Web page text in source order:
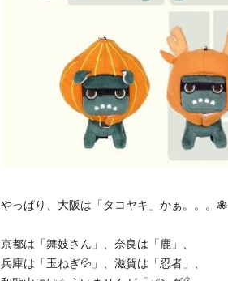
やっぱり、大阪は「タコヤキ」かぁ。。。🐙
京都は「舞妓さん」、奈良は「鹿」、
兵庫は「玉ねぎ💦」、滋賀は「忍者」、